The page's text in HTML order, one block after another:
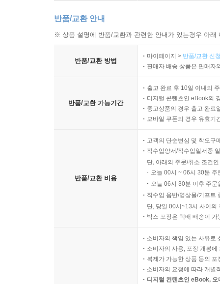
반품/교환 안내
※ 상품 설명에 반품/교환과 관련한 안내가 있는경우 아
반품/교환 방법
마이페이지 > 반품/교환 신
판매자 배송 상품은 판매자
반품/교환 가능기간
출고 완료 후 10일 이내의
디지털 콘텐츠인 eBook의
중고상품의 경우 출고 완료
모바일 쿠폰의 경우 유효기
반품/교환 비용
고객의 단순변심 및 착오구
직수입양서/직수입일서중
단, 아래의 주문/취소 조건
오늘 00시 ~ 06시 30분
오늘 06시 30분 이후 주
직수입 음반/영상물/기프트
단, 당일 00시~13시 사이의
박스 포장은 택배 배송이
소비자의 책임 있는 사유로
소비자의 사용, 포장 개봉
복제가 가능한 상품 등의
소비자의 요청에 따라 개별
디지털 컨텐츠인 eBook,